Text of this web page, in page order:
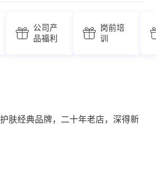
公司产
品福利
岗前培
训
肤经典品牌，二十年老店，深得新